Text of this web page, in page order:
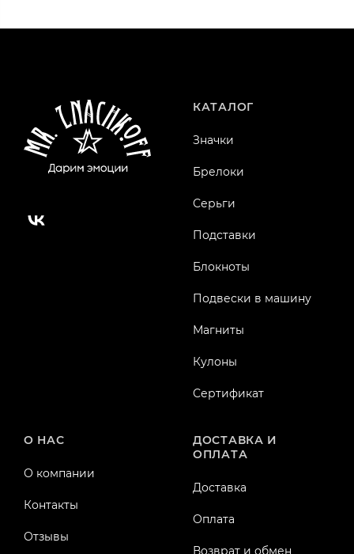
КАТАЛОГ
Значки
Брелоки
Серьги
Подставки
Блокноты
Подвески в машину
Магниты
Кулоны
Сертификат
О НАС
О компании
Контакты
Отзывы
ДОСТАВКА И
ОПЛАТА
Доставка
Оплата
Возврат и обмен